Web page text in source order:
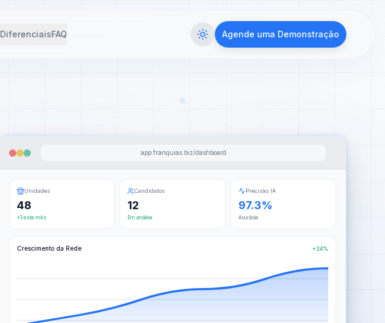
DiferenciaisFAQ Agende uma Demonstração
app.franquias.biz/dashboard
Unidades
48
+3 este mês
Candidatos
12
Em análise
Precisão IA
97.3%
Acurácia
Crescimento da Rede +24%